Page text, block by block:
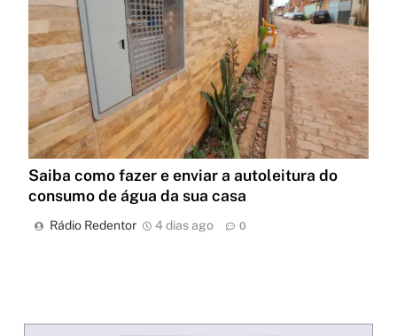
Saiba como fazer e enviar a autoleitura do
consumo de água da sua casa
Rádio Redentor 4 dias ago 0